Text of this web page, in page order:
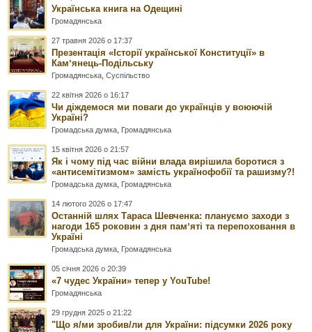
Українська книга на Одещині
Громадянська
27 травня 2026 о 17:37
Презентація «Історії української Конституції» в
Камʼянець-Подільську
Громадянська ,Суспільство
22 квітня 2026 о 16:17
Чи діждемося ми поваги до українців у воюючій
Україні?
Громадська думка Громадянська
15 квітня 2026 о 21:57
Як і чому під час війни влада вирішила боротися з
«антисемітизмом» замість українофобії та рашизму?!
Громадська думка Громадянська
14 лютого 2026 о 17:47
Останній шлях Тараса Шевченка: плануємо заходи з
нагоди 165 роковин з дня памʼяті та перепоховання в
Україні
Громадська думка Громадянська
05 січня 2026 о 20:39
«7 чудес України» тепер у YouTube!
Громадянська
29 грудня 2025 о 21:22
"Що я/ми зробив/ли для України: підсумки 2026 року